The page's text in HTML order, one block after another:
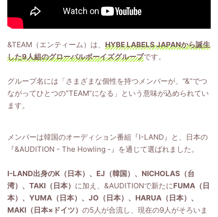
&TEAM（エンティーム）は、 HYBE LABELS JAPANから誕生
した9人組のグローバルボーイズグループです。
グループ名には「さまざまな個性を持つメンバーが、“&”でつ
ながってひとつの“TEAM”になる」という意味が込められてい
ます。
メンバーは韓国のオーディション番組『I-LAND』と、日本の
『&AUDITION - The Howling -』を通じて選ばれました。
I-LAND出身のK（日本）、EJ（韓国）、NICHOLAS（台
湾）、TAKI（日本） に加え、&AUDITIONで新たにFUMA（日
本）、YUMA（日本）、JO（日本）、HARUA（日本）、
MAKI（日本×ドイツ） の5人が合流し、現在の9人がそろいま